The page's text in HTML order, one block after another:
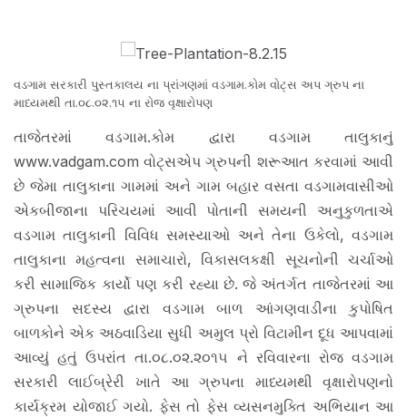
વડગામ સરકારી પુસ્તકાલય ના પ્રાંગણમાં વડગામ.કોમ વોટ્સ અપ ગ્રુપ ના
માધ્યમથી તા.૦૮.૦૨.૧૫ ના રોજ વૃક્ષારોપણ
તાજેતરમાં વડગામ.કોમ દ્વારા વડગામ તાલુકાનું
www.vadgam.com વોટ્સએપ ગ્રુપની શરૂઆત કરવામાં આવી
છે જેમા તાલુકાના ગામમાં અને ગામ બહાર વસતા વડગામવાસીઓ
એકબીજાના પરિચયમાં આવી પોતાની સમયની અનુકુળતાએ
વડગામ તાલુકાની વિવિધ સમસ્યાઓ અને તેના ઉકેલો, વડગામ
તાલુકાના મહત્વના સમાચારો, વિકાસલકક્ષી સૂચનોની ચર્ચાઓ
કરી સામાજિક કાર્યો પણ કરી રહ્યા છે. જે અંતર્ગત તાજેતરમાં આ
ગ્રુપના સદસ્ય દ્વારા વડગામ બાળ આંગણવાડીના કુપોષિત
બાળકોને એક અઠવાડિયા સુધી અમુલ પ્રો વિટામીન દૂધ આપવામાં
આવ્યું હતું ઉપરાંત તા.૦૮.૦૨.૨૦૧૫ ને રવિવારના રોજ વડગામ
સરકારી લાઈબ્રેરી ખાતે આ ગ્રુપના માધ્યમથી વૃક્ષારોપણનો
કાર્યક્રમ યોજાઈ ગયો. ફેસ તો ફેસ વ્યસનમુક્તિ અભિયાન આ